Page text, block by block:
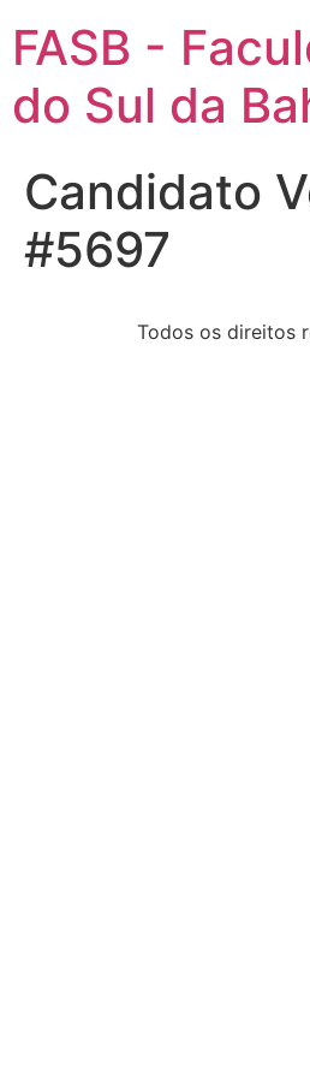
FASB -
do Sul da
Candidato
#5697
Todos os direitos